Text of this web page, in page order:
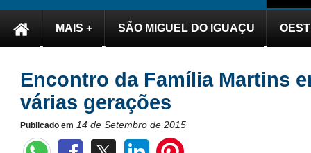
MAIS + SÃO MIGUEL DO IGUAÇU
Encontro da Família Martins
várias gerações
Publicado em 14 de Setembro de 2015